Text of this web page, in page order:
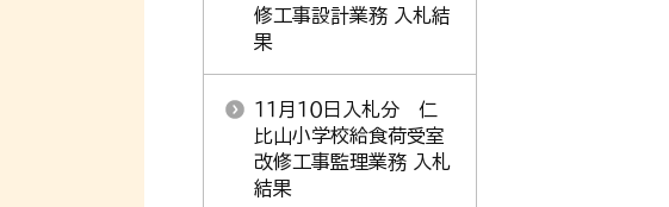
修工事設計業務 入札結
果
１１月１０日入札分 仁
比山小学校給食荷受室
改修工事監理業務 入札
結果